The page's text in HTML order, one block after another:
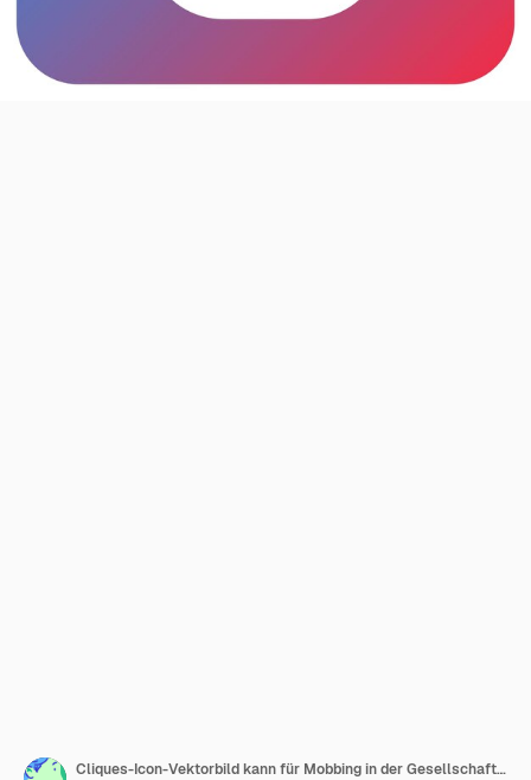
Cliques-Icon-Vektorbild kann für Mobbing in der Gesellschaft verwendet werden